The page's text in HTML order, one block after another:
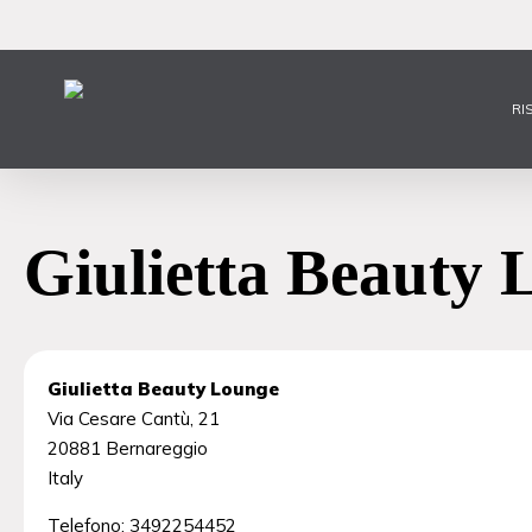
principale
Giulietta Beauty
Giulietta Beauty Lounge
Via Cesare Cantù, 21
20881 Bernareggio
Italy
Telefono: 3492254452